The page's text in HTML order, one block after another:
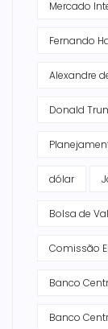
Mercado
Fernando
Alexandre
Donald
dólar
Bolsa de
Comissão
Banco
Banco